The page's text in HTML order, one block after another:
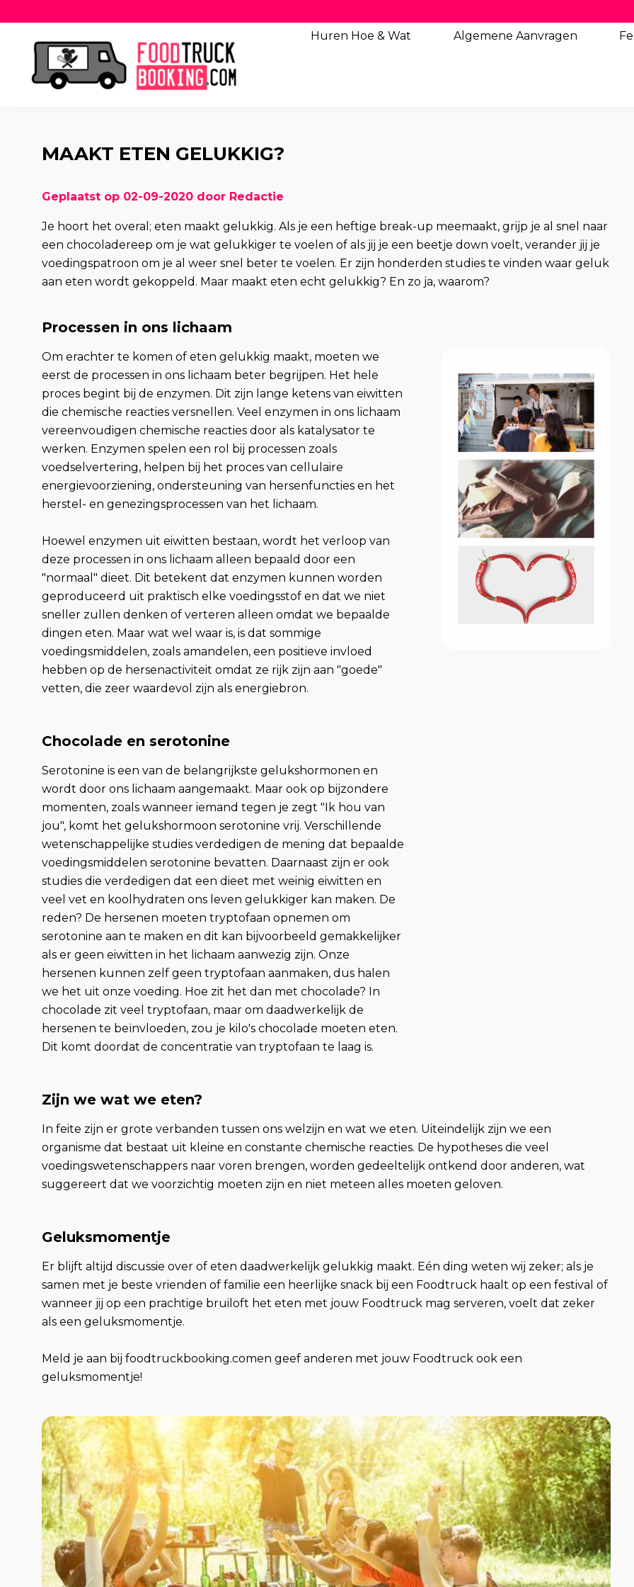
Huren Hoe & Wat Algemene Aanvragen
MAAKT ETEN GELUKKIG?
Geplaatst op 02-09-2020 door Redactie
Je hoort het overal; eten maakt gelukkig. Als je een heftige break-up meemaakt, grijp je al snel naar
een chocoladereep om je wat gelukkiger te voelen of als jij je een beetje down voelt, verander jij je
voedingspatroon om je al weer snel beter te voelen. Er zijn honderden studies te vinden waar geluk
aan eten wordt gekoppeld. Maar maakt eten echt gelukkig? En zo ja, waarom?
Processen in ons lichaam
Om erachter te komen of eten gelukkig maakt, moeten we
eerst de processen in ons lichaam beter begrijpen. Het hele
proces begint bij de enzymen. Dit zijn lange ketens van eiwitten
die chemische reacties versnellen. Veel enzymen in ons lichaam
vereenvoudigen chemische reacties door als katalysator te
werken. Enzymen spelen een rol bij processen zoals
voedselvertering, helpen bij het proces van cellulaire
energievoorziening, ondersteuning van hersenfuncties en het
herstel- en genezingsprocessen van het lichaam.
Hoewel enzymen uit eiwitten bestaan, wordt het verloop van
deze processen in ons lichaam alleen bepaald door een
"normaal" dieet. Dit betekent dat enzymen kunnen worden
geproduceerd uit praktisch elke voedingsstof en dat we niet
sneller zullen denken of verteren alleen omdat we bepaalde
dingen eten. Maar wat wel waar is, is dat sommige
voedingsmiddelen, zoals amandelen, een positieve invloed
hebben op de hersenactiviteit omdat ze rijk zijn aan "goede"
vetten, die zeer waardevol zijn als energiebron.
Chocolade en serotonine
Serotonine is een van de belangrijkste gelukshormonen en
wordt door ons lichaam aangemaakt. Maar ook op bijzondere
momenten, zoals wanneer iemand tegen je zegt "Ik hou van
jou", komt het gelukshormoon serotonine vrij. Verschillende
wetenschappelijke studies verdedigen de mening dat bepaalde
voedingsmiddelen serotonine bevatten. Daarnaast zijn er ook
studies die verdedigen dat een dieet met weinig eiwitten en
veel vet en koolhydraten ons leven gelukkiger kan maken. De
reden? De hersenen moeten tryptofaan opnemen om
serotonine aan te maken en dit kan bijvoorbeeld gemakkelijker
als er geen eiwitten in het lichaam aanwezig zijn. Onze
hersenen kunnen zelf geen tryptofaan aanmaken, dus halen
we het uit onze voeding. Hoe zit het dan met chocolade? In
chocolade zit veel tryptofaan, maar om daadwerkelijk de
hersenen te beïnvloeden, zou je kilo's chocolade moeten eten.
Dit komt doordat de concentratie van tryptofaan te laag is.
Zijn we wat we eten?
In feite zijn er grote verbanden tussen ons welzijn en wat we eten. Uiteindelijk zijn we een
organisme dat bestaat uit kleine en constante chemische reacties. De hypotheses die veel
voedingswetenschappers naar voren brengen, worden gedeeltelijk ontkend door anderen, wat
suggereert dat we voorzichtig moeten zijn en niet meteen alles moeten geloven.
Geluksmomentje
Er blijft altijd discussie over of eten daadwerkelijk gelukkig maakt. Eén ding weten wij zeker; als je
samen met je beste vrienden of familie een heerlijke snack bij een Foodtruck haalt op een festival of
wanneer jij op een prachtige bruiloft het eten met jouw Foodtruck mag serveren, voelt dat zeker
als een geluksmomentje.
Meld je aan bij foodtruckbooking.comen geef anderen met jouw Foodtruck ook een
geluksmomentje!